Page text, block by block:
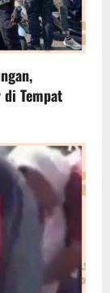
Tempat